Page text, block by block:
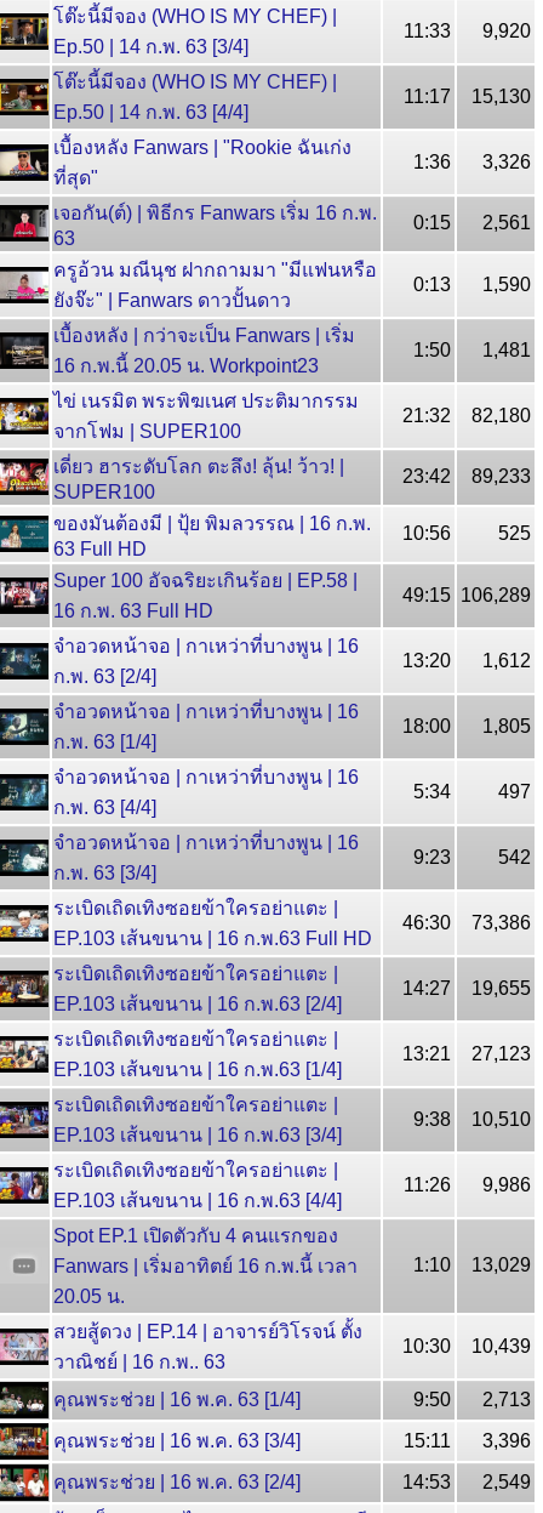
โต๊ะนี้มีจอง (WHO IS MY CHEF) |
Ep.50 | 14 ก.พ. 63 [3/4]
11:33 9,920
โต๊ะนี้มีจอง (WHO IS MY CHEF) |
Ep.50 | 14 ก.พ. 63 [4/4]
11:17 15,130
เบื้องหลัง Fanwars | "Rookie ฉันเก่ง
ที่สุด"
1:36 3,326
เจอกัน(ต์) | พิธีกร Fanwars เริ่ม 16 ก.พ.
63
0:15 2,561
ครูอ้วน มณีนุช ฝากถามมา "มีแฟนหรือ
ยังจ๊ะ" | Fanwars ดาวปั้นดาว
0:13 1,590
เบื้องหลัง | กว่าจะเป็น Fanwars | เริ่ม
16 ก.พ.นี้ 20.05 น. Workpoint23
1:50 1,481
ไข่ เนรมิต พระพิฆเนศ ประติมากรรม
จากโฟม | SUPER100
21:32 82,180
เดี่ยว ฮาระดับโลก ตะลึง! ลุ้น! ว้าว! |
SUPER100
23:42 89,233
ของมันต้องมี | ปุ้ย พิมลวรรณ | 16 ก.พ.
63 Full HD
10:56 525
Super 100 อัจฉริยะเกินร้อย | EP.58 |
16 ก.พ. 63 Full HD
49:15 106,289
จำอวดหน้าจอ | กาเหว่าที่บางพูน | 16
ก.พ. 63 [2/4]
13:20 1,612
จำอวดหน้าจอ | กาเหว่าที่บางพูน | 16
ก.พ. 63 [1/4]
18:00 1,805
จำอวดหน้าจอ | กาเหว่าที่บางพูน | 16
ก.พ. 63 [4/4]
5:34 497
จำอวดหน้าจอ | กาเหว่าที่บางพูน | 16
ก.พ. 63 [3/4]
9:23 542
ระเบิดเถิดเทิงซอยข้าใครอย่าแตะ |
EP.103 เส้นขนาน | 16 ก.พ.63 Full HD
46:30 73,386
ระเบิดเถิดเทิงซอยข้าใครอย่าแตะ |
EP.103 เส้นขนาน | 16 ก.พ.63 [2/4]
14:27 19,655
ระเบิดเถิดเทิงซอยข้าใครอย่าแตะ |
EP.103 เส้นขนาน | 16 ก.พ.63 [1/4]
13:21 27,123
ระเบิดเถิดเทิงซอยข้าใครอย่าแตะ |
EP.103 เส้นขนาน | 16 ก.พ.63 [3/4]
9:38 10,510
ระเบิดเถิดเทิงซอยข้าใครอย่าแตะ |
EP.103 เส้นขนาน | 16 ก.พ.63 [4/4]
11:26 9,986
Spot EP.1 เปิดตัวกับ 4 คนแรกของ
Fanwars | เริ่มอาทิตย์ 16 ก.พ.นี้ เวลา
20.05 น.
1:10 13,029
สวยสู้ดวง | EP.14 | อาจารย์วิโรจน์ ตั้ง
วาณิชย์ | 16 ก.พ.. 63
10:30 10,439
คุณพระช่วย | 16 พ.ค. 63 [1/4] 9:50
2,713
คุณพระช่วย | 16 พ.ค. 63 [3/4]
15:11
3,396
คุณพระช่วย | 16 พ.ค. 63 [2/4]
14:53
2,549